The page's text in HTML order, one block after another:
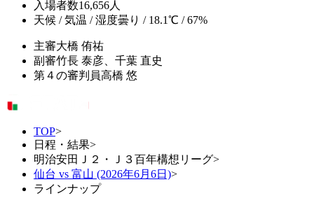
入場者数16,656人
天候 / 気温 / 湿度曇り / 18.1℃ / 67%
主審大橋 侑祐
副審竹長 泰彦、千葉 直史
第４の審判員高橋 悠
TOP>
日程・結果>
明治安田Ｊ２・Ｊ３百年構想リーグ>
仙台 vs 富山 (2026年6月6日)>
ラインナップ